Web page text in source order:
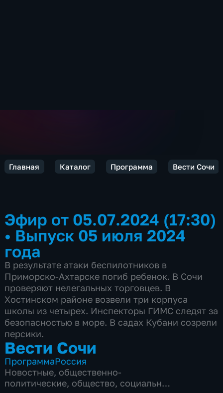
Главная Каталог Программа Вести Сочи
Эфир от 05.07.2024 (17:30)
• Выпуск 05 июля 2024
года
В результате атаки беспилотников в
Приморско-Ахтарске погиб ребенок. В Сочи
проверяют нелегальных торговцев. В
Хостинском районе возвели три корпуса
школы из четырех. Инспекторы ГИМС следят за
безопасностью в море. В садах Кубани созрели
персики.
Вести Сочи
ПрограммаРоссия
Новостные, общественно-
политические, общество, социально-